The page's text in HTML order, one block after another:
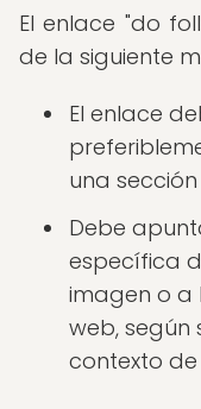
El enlace "do
de la siguiente
El enlace
una
Debe
específica
imagen o a
web,
contexto de